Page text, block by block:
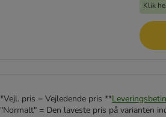
Klik
*Vejl. pris = Vejledende pris **
"Normalt" = Den laveste pris på varianten